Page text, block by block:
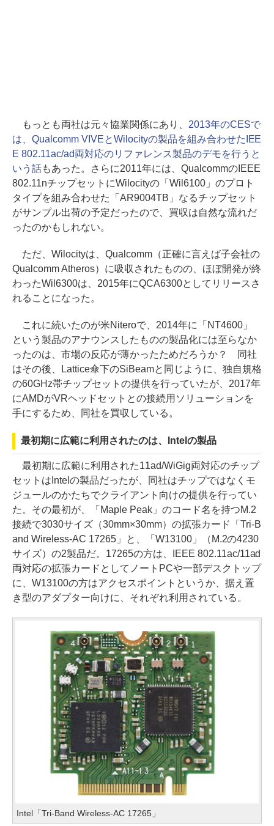
もっとも両社は元々協業関係にあり、 2013年のCESで
は、Qualcomm VIVEとWilocityの製品を組み合わせたIEE
E 802.11ac/ad両対応のリファレンス製品のデモを行うと
いう話もあった。さらに2011年には、QualcommのIEEE
802.11nチップセットにWilocityの「Wil6100」のプロト
タイプを組み合わせた「AR9004TB」なるチップセット
がサンプル出荷の予定だったので、買収は自然な流れだ
ったのかもしれない。
ただ、Wilocityは、Qualcomm（正確に言えば子会社の
Qualcomm Atheros）に吸収されたものの、ほぼ開発が終
わったWil6300は、2015年にQCA6300としてリリースさ
れることになった。
これに続いたのが米Niteroで、2014年に「NT4600」
という製品のアナウンスしたものの製品化には至らなか
ったのは、市場の反応が薄かったためだろうか？ 同社
はその後、Lattice傘下のSiBeamと同じように、独自規格
の60GHz帯チップセットの提供を行っていたが、2017年
にAMDがVRヘッドセットとの接続用ソリューションを
手にするため、同社を買収している。
最初期に広範に利用されたのは、Intelの製品
最初期に広範に利用された11ad/WiGig両対応のチップ
セットはIntelの製品だったが、同社はチップではなくモ
ジュールのかたちでクライアント向けの提供を行ってい
た。その最初が、「Maple Peak」のコード名を持つM.2
接続で3030サイズ（30mm×30mm）の拡張カード「Tri-B
and Wireless-AC 17265」と、「W13100」（M.2の4230
サイズ）の2製品だ。17265の方は、IEEE 802.11ac/11ad
両対応の拡張カードとしてノートPCや一部デスクトップ
に、W13100の方はアクセスポイントというか、据え置
き型のアダプター向けに、それぞれ利用されている。
Intel「Tri-Band Wireless-AC 17265」